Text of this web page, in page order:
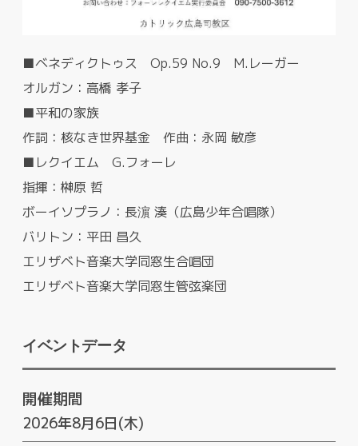
■ベネディクトゥス Op.59 No.9 M.レーガー
オルガン：高橋 孝子
■平和の家族
作詞：核なき世界基金 作曲：永岡 敏彦
■レクイエム G.フォーレ
指揮：榊原 哲
ボーイソプラノ：長濵 湊（広島少年合唱隊）
バリトン：平田 昌久
エリザベト音楽大学同窓生合唱団
エリザベト音楽大学同窓生管弦楽団
イベントデータ
開催期間
2026年8月6日(木)